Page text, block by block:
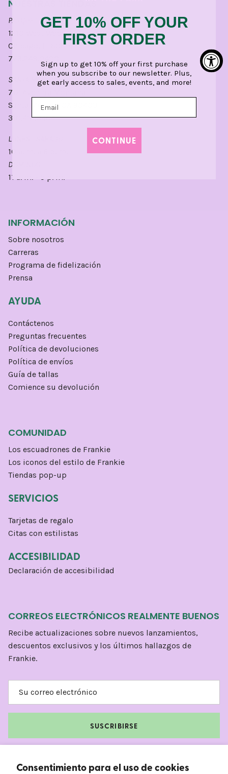
Consentimiento para el uso de cookies
NUESTRAS TIENDAS
PARQUE LINCOLN
1210 West Webster Avenue
Chicago, IL 60614
773.248.0400
SANTA MÓNICA
712 Avenida Montana
Santa Mónica, CA 90403
310.451.0404
LUNES - SÁBADO:
10 a. m. a 6 p. m.
DOMINGO:
11 a. m. - 5 p. m.
INFORMACIÓN
Sobre nosotros
Carreras
Programa de fidelización
Prensa
AYUDA
Contáctenos
Preguntas frecuentes
Política de devoluciones
Política de envíos
Guía de tallas
Comience su devolución
COMUNIDAD
Los escuadrones de Frankie
Los iconos del estilo de Frankie
Tiendas pop-up
SERVICIOS
Tarjetas de regalo
Citas con estilistas
ACCESIBILIDAD
Declaración de accesibilidad
CORREOS ELECTRÓNICOS REALMENTE BUENOS
Recibe actualizaciones sobre nuevos lanzamientos,
descuentos exclusivos y los últimos hallazgos de
Frankie.
SUSCRIBIRSE
Facebook
Instagram
TikTokPinterest
GET 10% OFF YOUR
FIRST ORDER
Sign up to get 10% off your first purchase
when you subscribe to our newsletter. Plus,
get early access to sales, events, and more!
CONTINUE